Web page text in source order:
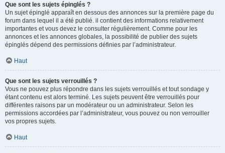
Que sont les sujets épinglés ?
Un sujet épinglé apparaît en dessous des annonces sur la première page du
forum dans lequel il a été publié. il contient des informations relativement
importantes et vous devez le consulter régulièrement. Comme pour les
annonces et les annonces globales, la possibilité de publier des sujets
épinglés dépend des permissions définies par l’administrateur.
Haut
Que sont les sujets verrouillés ?
Vous ne pouvez plus répondre dans les sujets verrouillés et tout sondage y
étant contenu est alors terminé. Les sujets peuvent être verrouillés pour
différentes raisons par un modérateur ou un administrateur. Selon les
permissions accordées par l’administrateur, vous pouvez ou non verrouiller
vos propres sujets.
Haut